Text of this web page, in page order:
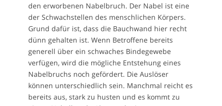
den erworbenen Nabelbruch. Der Nabel ist eine
der Schwachstellen des menschlichen Körpers.
Grund dafür ist, dass die Bauchwand hier recht
dünn gehalten ist. Wenn Betroffene bereits
generell über ein schwaches Bindegewebe
verfügen, wird die mögliche Entstehung eines
Nabelbruchs noch gefördert. Die Auslöser
können unterschiedlich sein. Manchmal reicht es
bereits aus, stark zu husten und es kommt zu